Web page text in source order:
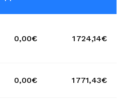
0,00€ 1 724,14€
0,00€ 1 771,43€